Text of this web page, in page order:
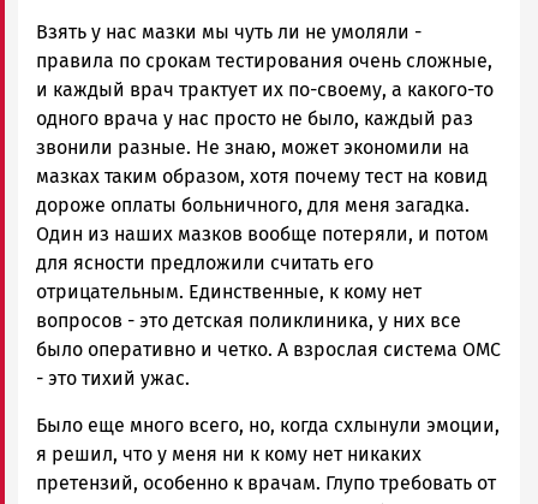
Взять у нас мазки мы чуть ли не умоляли -
правила по срокам тестирования очень сложные,
и каждый врач трактует их по-своему, а какого-то
одного врача у нас просто не было, каждый раз
звонили разные. Не знаю, может экономили на
мазках таким образом, хотя почему тест на ковид
дороже оплаты больничного, для меня загадка.
Один из наших мазков вообще потеряли, и потом
для ясности предложили считать его
отрицательным. Единственные, к кому нет
вопросов - это детская поликлиника, у них все
было оперативно и четко. А взрослая система ОМС
- это тихий ужас.
Было еще много всего, но, когда схлынули эмоции,
я решил, что у меня ни к кому нет никаких
претензий, особенно к врачам. Глупо требовать от